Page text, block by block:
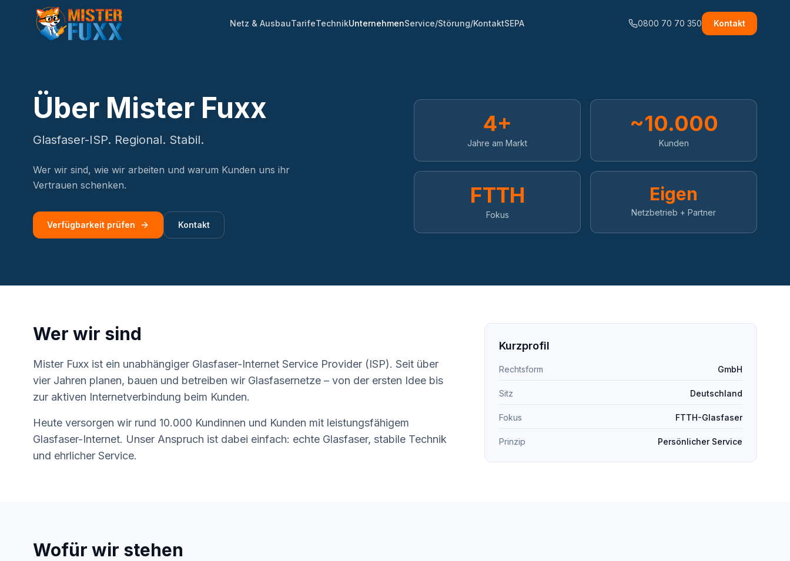
Netz & AusbauTarifeTechnikUnternehmenService/Störung/KontaktSEPA 0800 70 70 350 Kontakt
Über Mister Fuxx
Glasfaser-ISP. Regional. Stabil.
Wer wir sind, wie wir arbeiten und warum Kunden uns ihr
Vertrauen schenken.
Verfügbarkeit prüfen Kontakt
4+
Jahre am Markt
~10.000
Kunden
FTTH
Fokus
Eigen
Netzbetrieb + Partner
Wer wir sind
Mister Fuxx ist ein unabhängiger Glasfaser-Internet Service Provider (ISP). Seit über
vier Jahren planen, bauen und betreiben wir Glasfasernetze – von der ersten Idee bis
zur aktiven Internetverbindung beim Kunden.
Heute versorgen wir rund 10.000 Kundinnen und Kunden mit leistungsfähigem
Glasfaser-Internet. Unser Anspruch ist dabei einfach: echte Glasfaser, stabile Technik
und ehrlicher Service.
Kurzprofil
Rechtsform GmbH
Sitz Deutschland
Fokus FTTH-Glasfaser
Prinzip Persönlicher Service
Wofür wir stehen